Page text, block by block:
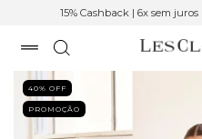
15% Cashback | 6x sem
40% OFF
PROMOÇÃO